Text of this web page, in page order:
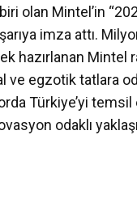
olan Mintel’in
imza attı.
hazırlanan Mintel
ve egzotik tatlara
Türkiye’yi
odaklı